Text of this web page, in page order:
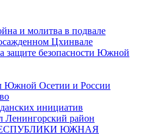
и молитва в подвале
Цхинвале
защите безопасности Южной
Южной Осетии и России
инициатив
Ленингорский район
ЮЖНАЯ